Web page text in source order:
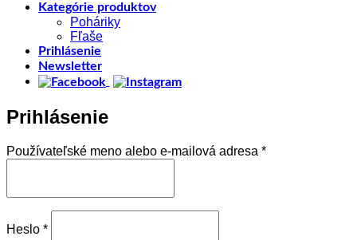
Kategórie produktov
Poháriky
Fľaše
Prihlásenie
Newsletter
Prihlásenie
Používateľské meno alebo e-mailová adresa *Povinné
Heslo *